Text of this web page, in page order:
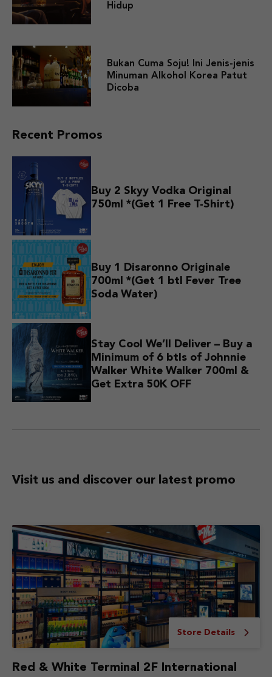
Hidup
Bukan Cuma Soju! Ini Jenis-jenis
Minuman Alkohol Korea Patut
Dicoba
Recent Promos
Buy 2 Skyy Vodka Original
750ml *(Get 1 Free T-Shirt)
Buy 1 Disaronno Originale
700ml *(Get 1 btl Fever Tree
Soda Water)
Stay Cool We’ll Deliver – Buy a
Minimum of 6 btls of Johnnie
Walker White Walker 700ml &
Get Extra 50K OFF
Visit us and discover our latest promo
Store Details
Red & White Terminal 2F International